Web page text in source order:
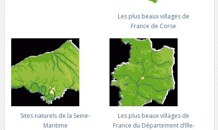
Les plus beaux villages de
France de Corse
Sites naturels de la Seine-
Maritime
Les plus beaux villages de
France du Département d’Ille-